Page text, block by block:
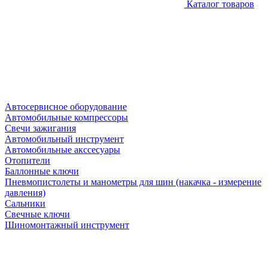
Каталог товаров
Автосервисное оборудование
Автомобильные компрессоры
Свечи зажигания
Автомобильный инструмент
Автомобильные акссесуары
Отопители
Баллонные ключи
Пневмопистолеты и манометры для шин (накачка - измерение
давления)
Сальники
Свечные ключи
Шиномонтажный инструмент